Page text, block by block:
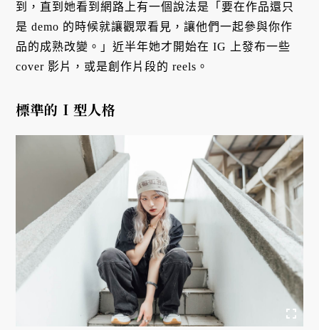
到，直到她看到網路上有一個說法是「要在作品還只
是 demo 的時候就讓觀眾看見，讓他們一起參與你作
品的成熟改變。」近半年她才開始在 IG 上發布一些
cover 影片，或是創作片段的 reels。
標準的 I 型人格